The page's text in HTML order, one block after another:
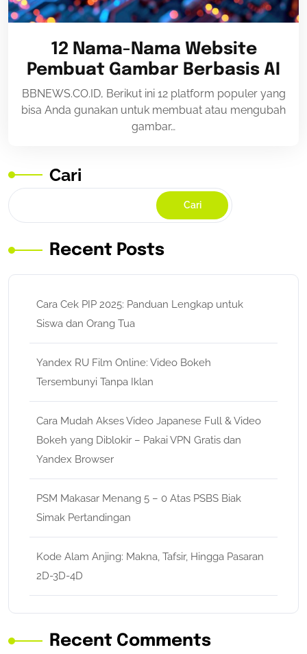
12 Nama-Nama Website
Pembuat Gambar Berbasis AI
BBNEWS.CO.ID, Berikut ini 12 platform populer yang
bisa Anda gunakan untuk membuat atau mengubah
gambar…
Cari
Cari
Recent Posts
Cara Cek PIP 2025: Panduan Lengkap untuk
Siswa dan Orang Tua
Yandex RU Film Online: Video Bokeh
Tersembunyi Tanpa Iklan
Cara Mudah Akses Video Japanese Full & Video
Bokeh yang Diblokir – Pakai VPN Gratis dan
Yandex Browser
PSM Makasar Menang 5 – 0 Atas PSBS Biak
Simak Pertandingan
Kode Alam Anjing: Makna, Tafsir, Hingga Pasaran
2D-3D-4D
Recent Comments